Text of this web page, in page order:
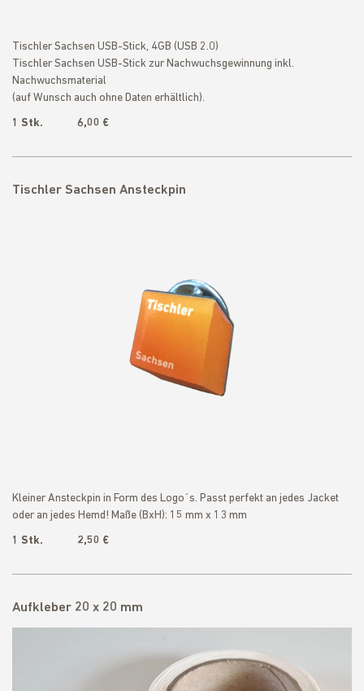
Tischler Sachsen USB-Stick, 4GB (USB 2.0)
Tischler Sachsen USB-Stick zur Nachwuchsgewinnung inkl.
Nachwuchsmaterial
(auf Wunsch auch ohne Daten erhältlich).
1 Stk. 6,00 €
Tischler Sachsen Ansteckpin
Kleiner Ansteckpin in Form des Logo´s. Passt perfekt an jedes Jacket
oder an jedes Hemd! Maße (BxH): 15 mm x 13 mm
1 Stk. 2,50 €
Aufkleber 20 x 20 mm